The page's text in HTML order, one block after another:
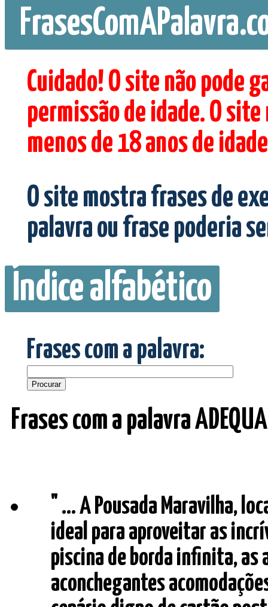
Cuidado! O site não pode
permissão de idade. O
menos de 18 anos de
O site mostra frases de
palavra ou frase poderia
Índice alfabético
Frases com a palavra:
Frases com a palavra
" ... A Pousada Maravilha,
ideal para aproveitar as
piscina de borda infinita, as
aconchegantes